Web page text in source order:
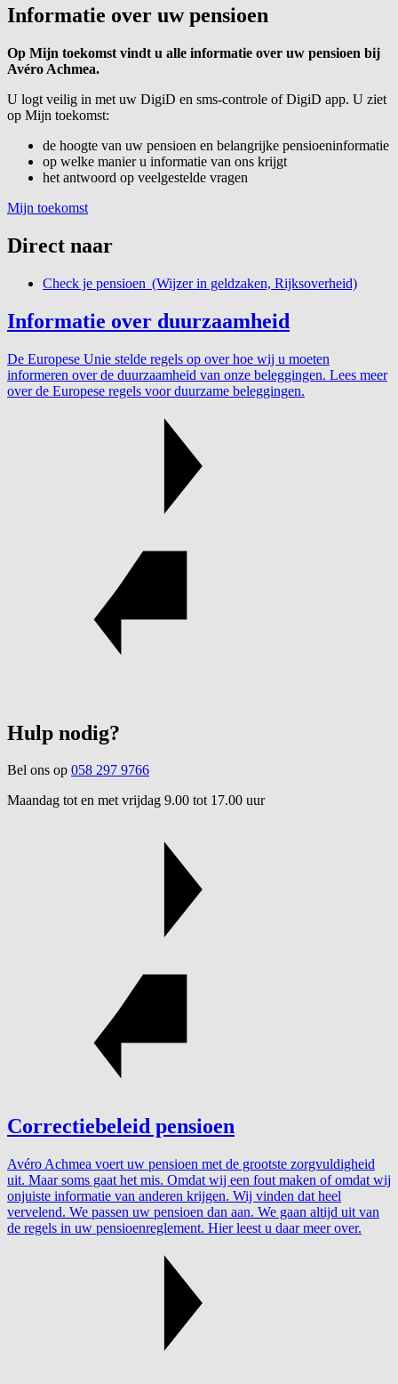
Informatie over uw pensioen
Op Mijn toekomst vindt u alle informatie over uw pensioen bij
Avéro Achmea.
U logt veilig in met uw DigiD en sms-controle of DigiD app. U ziet
op Mijn toekomst:
de hoogte van uw pensioen en belangrijke pensioeninformatie
op welke manier u informatie van ons krijgt
het antwoord op veelgestelde vragen
Mijn toekomst
Direct naar
Check je pensioen (Wijzer in geldzaken, Rijksoverheid)
Informatie over duurzaamheid
De Europese Unie stelde regels op over hoe wij u moeten
informeren over de duurzaamheid van onze beleggingen. Lees meer
over de Europese regels voor duurzame beleggingen.
Hulp nodig?
Bel ons op 058 297 9766
Maandag tot en met vrijdag 9.00 tot 17.00 uur
Correctiebeleid pensioen
Avéro Achmea voert uw pensioen met de grootste zorgvuldigheid
uit. Maar soms gaat het mis. Omdat wij een fout maken of omdat wij
onjuiste informatie van anderen krijgen. Wij vinden dat heel
vervelend. We passen uw pensioen dan aan. We gaan altijd uit van
de regels in uw pensioenreglement. Hier leest u daar meer over.